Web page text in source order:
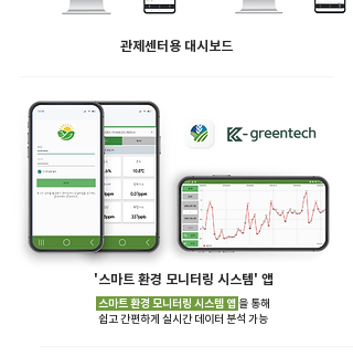
​'스마트 환경 모니터링 시스템' 앱
스마트 환경 모니터링 시스템 앱 을 통해
​쉽고 간편하게 실시간 데이터 분석 가능
관제센터용 대시보드